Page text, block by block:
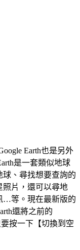
Earth也是另外
是一套類似地球
、尋找想要查詢的
照片，還可以尋地
…等。現在最新版的
還將之前的
按一下【切換到空